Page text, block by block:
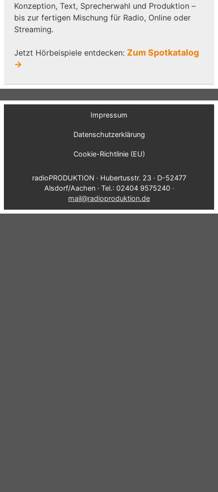
Konzeption, Text, Sprecherwahl und Produktion –
bis zur fertigen Mischung für Radio, Online oder
Streaming.
Jetzt Hörbeispiele entdecken: Zum Spotkatalog
→
Impressum
Datenschutzerklärung
Cookie-Richtlinie (EU)
radioPRODUKTION · Hubertusstr. 23 · D-52477
Alsdorf/Aachen · Tel.: 02404 9575240 ·
mail@radioproduktion.de